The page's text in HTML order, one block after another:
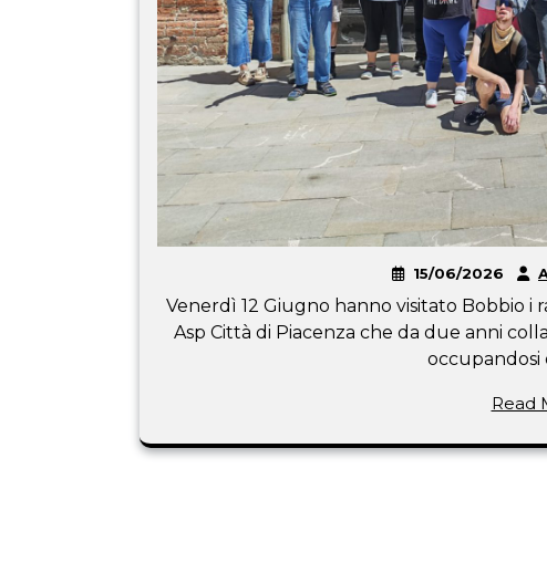
15/06/2026
Venerdì 12 Giugno hanno visitato Bobbio i
Asp Città di Piacenza che da due anni
occupandosi
Read